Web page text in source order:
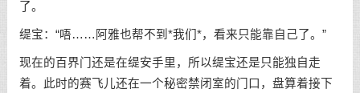
了。
缇宝：“唔……阿雅也帮不到*我们*，看来只能靠自己了。”
现在的百界门还是在缇安手里，所以缇宝还是只能独自走
着。此时的赛飞儿还在一个秘密禁闭室的门口，盘算着接下